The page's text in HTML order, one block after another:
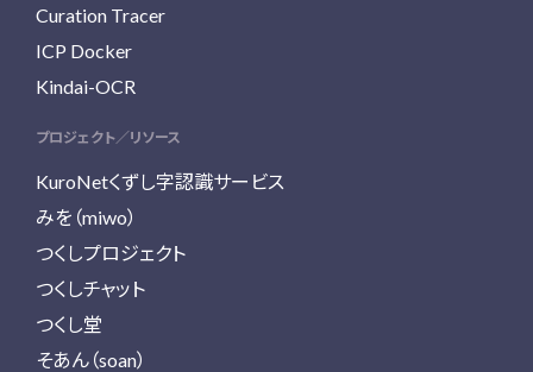
Curation Tracer
ICP Docker
Kindai-OCR
プロジェクト／リソース
KuroNetくずし字認識サービス
みを（miwo）
つくしプロジェクト
つくしチャット
つくし堂
そあん（soan）